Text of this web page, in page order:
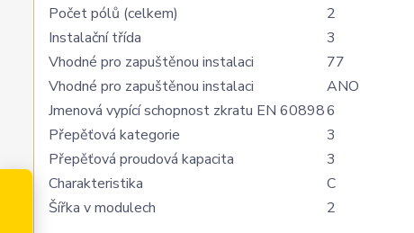
Počet pólů (celkem)
2
Instalační třída
3
Vhodné pro zapuštěnou instalaci
77
Vhodné pro zapuštěnou instalaci
ANO
Jmenová vypící schopnost zkratu EN 608986
Přepěťová kategorie
3
Přepěťová proudová kapacita
3
Charakteristika
C
Šířka v modulech
2